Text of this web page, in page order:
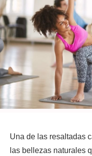
Una de las resaltadas
las bellezas naturales